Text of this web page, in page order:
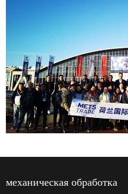
механическая обработка